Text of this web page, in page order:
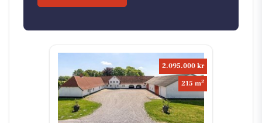
2.095.000 kr
215 m2